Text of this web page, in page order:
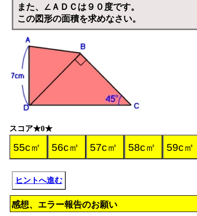
また、∠ＡＤＣは９０度です。
この図形の面積を求めなさい。
スコア★0★
ヒントへ進む
感想、エラー報告のお願い